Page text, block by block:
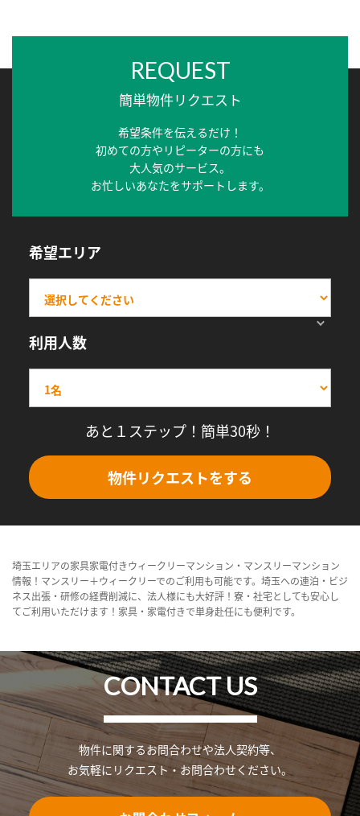
REQUEST
簡単物件リクエスト
希望条件を伝えるだけ！
初めての方やリピーターの方にも
大人気のサービス。
お忙しいあなたをサポートします。
希望エリア
利用人数
あと１ステップ！簡単30秒！
物件リクエストをする
埼玉エリアの家具家電付きウィークリーマンション・マンスリーマンション
情報！マンスリー＋ウィークリーでのご利用も可能です。埼玉への連泊・ビジ
ネス出張・研修の経費削減に、法人様にも大好評！寮・社宅としても安心し
てご利用いただけます！家具・家電付きで単身赴任にも便利です。
CONTACT US
物件に関するお問合わせや法人契約等、
お気軽にリクエスト・お問合わせください。